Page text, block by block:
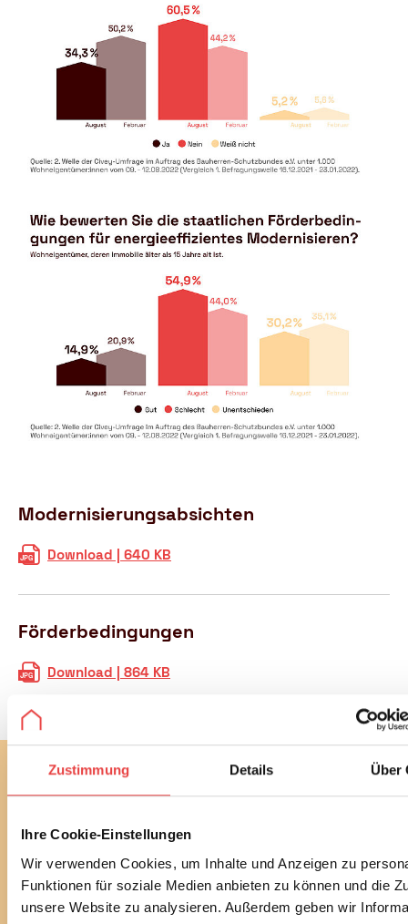
Zustimmung Details Über
Ihre Cookie-Einstellungen
Wir verwenden Cookies, um Inhalte und Anzeigen zu
Funktionen für soziale Medien anbieten zu können und die
unsere Website zu analysieren. Außerdem geben wir
Modernisierungsabsichten
M
d
r
i
u
n
s
s
i
Download | 640 KB
Förderbedingungen
F
r
b
d
n
g
u
Download | 864 KB
Abonnieren Sie jetzt unseren
kostenlosen Newsletter
Mit unserem monatlichen Newsletter bleiben Sie bei
bautechnischen und baurechtlichen
Verbraucherthemen immer auf dem Laufenden.
Erfahren Sie außerdem alle aktuellen Termine und
Entwicklungen des Vereins.